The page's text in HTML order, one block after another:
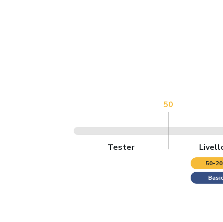
Tester
50
50-
Basic